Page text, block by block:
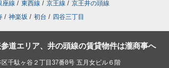
座線 / 東西線 / 京王線 / 京王井の頭線
/ 神楽坂 / 初台 / 四谷三丁目
道エリア、井の頭線の賃貸物件は瀧商事へ
千駄ヶ谷２丁目37番8号 五月女ビル６階